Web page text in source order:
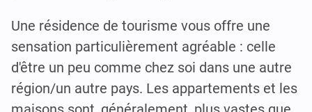
Une résidence de tourisme vous offre une
sensation particulièrement agréable : celle
d'être un peu comme chez soi dans une autre
région/un autre pays. Les appartements et les